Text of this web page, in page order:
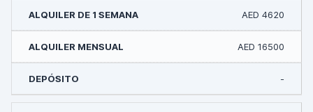
AED 4620
AED 16500
-